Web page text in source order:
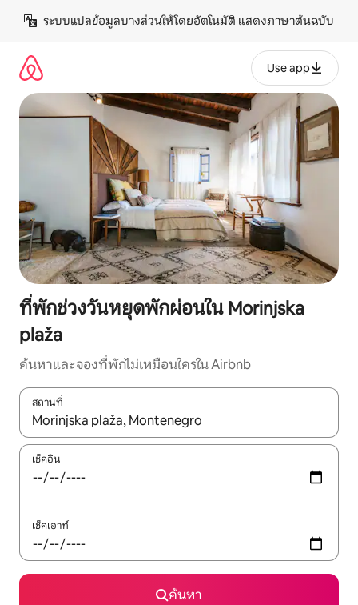
เนื้อหา
ระบบแปลข้อมูลบางส่วนให้โดยอัตโนมัติ แสดงภาษาต้นฉบับ
Use app
ที่พักช่วงวันหยุดพักผ่อนใน Morinjska
plaža
ค้นหาและจองที่พักไม่เหมือนใครใน Airbnb
สถานที่
ใช้ลูกศรขึ้นลง หรือใช้การสัมผัสหรือปัด เพื่อสำรวจผลการค้นหา
เช็คอิน
เช็คเอาท์
ค้นหา